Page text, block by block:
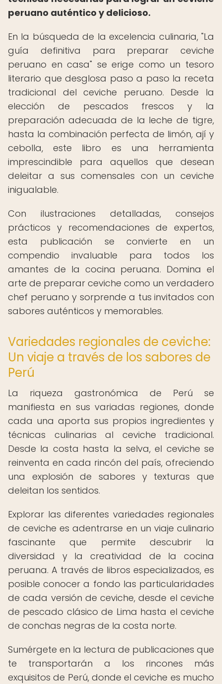
peruano auténtico y delicioso.
En la búsqueda de la excelencia culinaria, "La
guía definitiva para preparar ceviche
peruano en casa" se erige como un tesoro
literario que desglosa paso a paso la receta
tradicional del ceviche peruano. Desde la
elección de pescados frescos y la
preparación adecuada de la leche de tigre,
hasta la combinación perfecta de limón, ají y
cebolla, este libro es una herramienta
imprescindible para aquellos que desean
deleitar a sus comensales con un ceviche
inigualable.
Con ilustraciones detalladas, consejos
prácticos y recomendaciones de expertos,
esta publicación se convierte en un
compendio invaluable para todos los
amantes de la cocina peruana. Domina el
arte de preparar ceviche como un verdadero
chef peruano y sorprende a tus invitados con
sabores auténticos y memorables.
Variedades regionales de ceviche:
Un viaje a través de los sabores de
Perú
La riqueza gastronómica de Perú se
manifiesta en sus variadas regiones, donde
cada una aporta sus propios ingredientes y
técnicas culinarias al ceviche tradicional.
Desde la costa hasta la selva, el ceviche se
reinventa en cada rincón del país, ofreciendo
una explosión de sabores y texturas que
deleitan los sentidos.
Explorar las diferentes variedades regionales
de ceviche es adentrarse en un viaje culinario
fascinante que permite descubrir la
diversidad y la creatividad de la cocina
peruana. A través de libros especializados, es
posible conocer a fondo las particularidades
de cada versión de ceviche, desde el ceviche
de pescado clásico de Lima hasta el ceviche
de conchas negras de la costa norte.
Sumérgete en la lectura de publicaciones que
te transportarán a los rincones más
exquisitos de Perú, donde el ceviche es mucho